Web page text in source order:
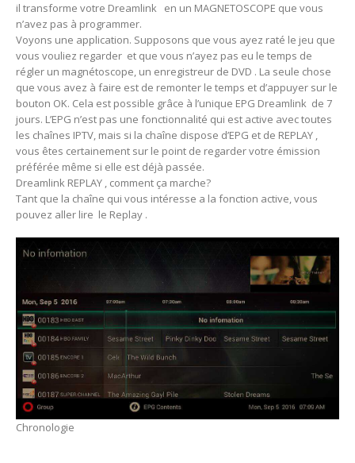
il transforme votre Dreamlink en un MAGNETOSCOPE que vous
n’avez pas à programmer.
Voyons une application. Supposons que vous ayez raté le jeu que
vous vouliez regarder et que vous n’ayez pas eu le temps de
régler un magnétoscope, un enregistreur de DVD . La seule chose
que vous avez à faire est de remonter le temps et d’appuyer sur le
bouton OK. Cela est possible grâce à l’unique EPG Dreamlink de 7
jours. L’EPG n’est pas une fonctionnalité qui est active avec toutes
les chaînes IPTV, mais si la chaîne dispose d’EPG et de REPLAY ,
vous êtes certainement sur le point de regarder votre émission
préférée même si elle est déjà passée.
Dreamlink REPLAY , comment ça marche?
Tant que la chaîne qui vous intéresse a la fonction active, vous
pouvez aller lire le Replay .
Chronologie